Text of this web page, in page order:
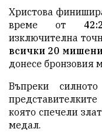
Христова
време от
изключителна
всички 20
донесе бронзовия
Въпреки
която спечели
медал.